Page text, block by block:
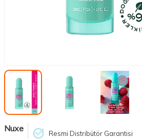
Nuxe Resmi Distribütör Garantisi